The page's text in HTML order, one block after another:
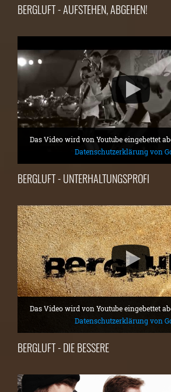
BERGLUFT - AUFSTEHEN, ABGEHEN!
Das Video wird von Youtube eingebettet
Datenschutzerklärung von
BERGLUFT - UNTERHALTUNGSPROFI
Das Video wird von Youtube eingebettet
Datenschutzerklärung von
BERGLUFT - DIE BESSERE